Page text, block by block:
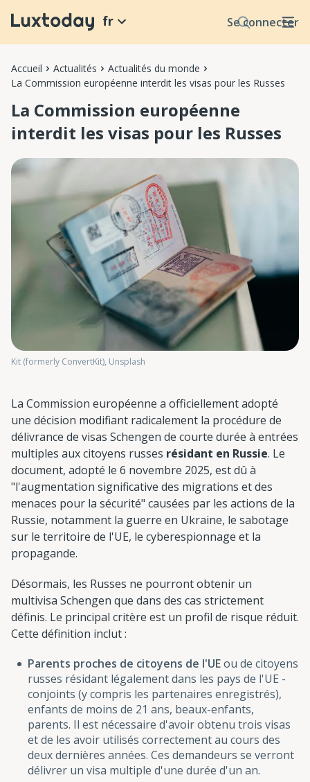
Se connecter
fr
Accueil Actualités
Actualités du monde
La Commission européenne interdit les visas pour les Russes
La Commission européenne
interdit les visas pour les Russes
Kit (formerly ConvertKit), Unsplash
La Commission européenne a officiellement adopté
une décision modifiant radicalement la procédure de
délivrance de visas Schengen de courte durée à entrées
multiples aux citoyens russes résidant en Russie. Le
document, adopté le 6 novembre 2025, est dû à
"l'augmentation significative des migrations et des
menaces pour la sécurité" causées par les actions de la
Russie, notamment la guerre en Ukraine, le sabotage
sur le territoire de l'UE, le cyberespionnage et la
propagande.
Désormais, les Russes ne pourront obtenir un
multivisa Schengen que dans des cas strictement
définis. Le principal critère est un profil de risque réduit.
Cette définition inclut :
Parents proches de citoyens de l'UEou de citoyens
russes résidant légalement dans les pays de l'UE -
conjoints (y compris les partenaires enregistrés),
enfants de moins de 21 ans, beaux-enfants,
parents. Il est nécessaire d'avoir obtenu trois visas
et de les avoir utilisés correctement au cours des
deux dernières années. Ces demandeurs se verront
délivrer un visa multiple d'une durée d'un an.